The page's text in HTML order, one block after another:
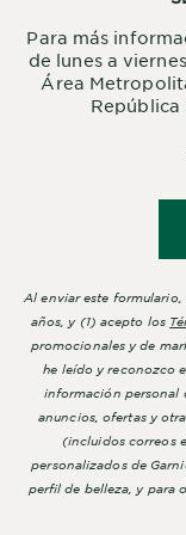
Para más
de lunes a
Área
Al enviar este
años, y (1) acepto los
promocionales y de
he leído y reconozco
información personal
anuncios, ofertas y
(incluidos correos
personalizados de
perfil de belleza, y para